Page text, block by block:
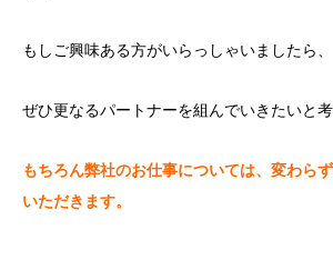
もしご興味ある方がいらっしゃいましたら、
ぜひ更なるパートナーを組んでいきたいと考
もちろん弊社のお仕事については、変わら
いただきます。